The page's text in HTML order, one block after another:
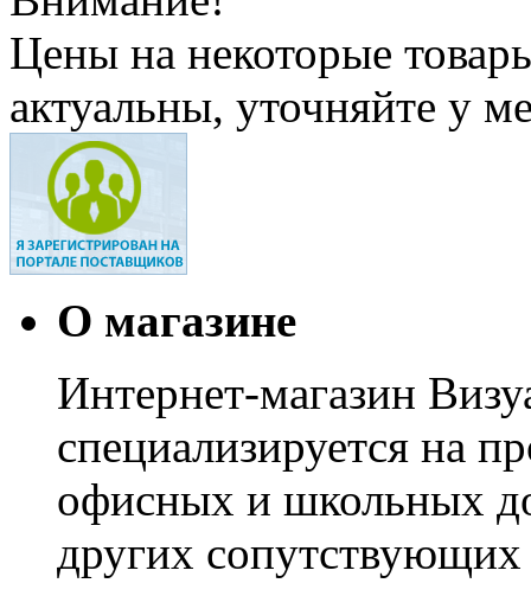
Цены на некоторые
актуальны, уточняйте у
О магазине
Интернет-магазин
специализируется на
офисных и школьных
других сопутствующих